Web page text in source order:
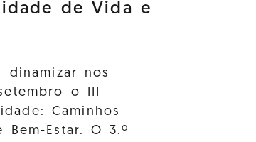
de Vida e
dinamizar nos
o III
Caminhos
Estar. O 3.º